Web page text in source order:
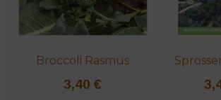
Broccoli Rasmus
3,40€